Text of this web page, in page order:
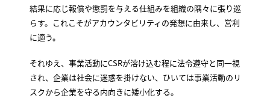
結果に応じ報償や懲罰を与える仕組みを組織の隅々に張り巡
らす。これこそがアカウンタビリティの発想に由来し、営利
に適う。
それゆえ、事業活動にCSRが溶け込む程に法令遵守と同一視
され、企業は社会に迷惑を掛けない、ひいては事業活動のリ
スクから企業を守る内向きに矮小化する。